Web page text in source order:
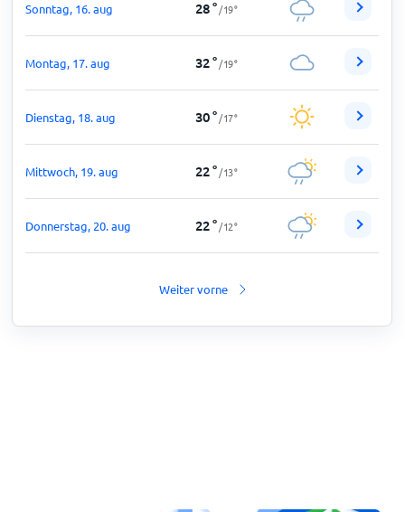
Sonntag, 16. aug 28° /19°
Montag, 17. aug 32° /19°
Dienstag, 18. aug 30° /17°
Mittwoch, 19. aug 22° /13°
Donnerstag, 20. aug 22° /12°
Weiter vorne